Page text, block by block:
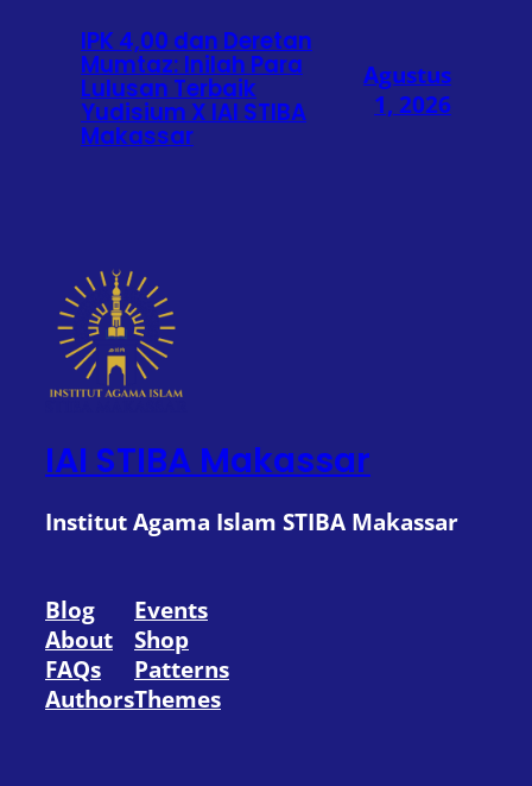
IPK 4,00 dan Deretan
Mumtaz: Inilah Para
Lulusan Terbaik
Yudisium X IAI STIBA
Makassar
Agustus
1, 2026
IAI STIBA Makassar
Institut Agama Islam STIBA Makassar
Blog
About
FAQs
Authors
Events
Shop
Patterns
Themes